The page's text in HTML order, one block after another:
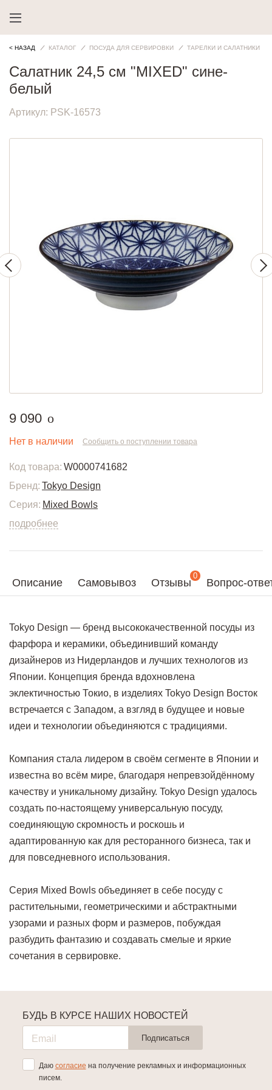
< НАЗАД КАТАЛОГ ПОСУДА ДЛЯ СЕРВИРОВКИ ТАРЕЛКИ И САЛАТНИКИ
Описание Самовывоз Отзывы
0
Вопрос-
Tokyo Design — бренд высококачественной посуды из
фарфора и керамики, объединивший команду
дизайнеров из Нидерландов и лучших технологов из
Японии. Концепция бренда вдохновлена
эклектичностью Токио, в изделиях Tokyo Design Восток
встречается с Западом, а взгляд в будущее и новые
идеи и технологии объединяются с традициями.
Компания стала лидером в своём сегменте в Японии и
известна во всём мире, благодаря непревзойдённому
качеству и уникальному дизайну. Tokyo Design удалось
создать по-настоящему универсальную посуду,
соединяющую скромность и роскошь и
адаптированную как для ресторанного бизнеса, так и
для повседневного использования.
Серия Mixed Bowls объединяет в себе посуду с
растительными, геометрическими и абстрактными
узорами и разных форм и размеров, побуждая
разбудить фантазию и создавать смелые и яркие
сочетания в сервировке.
Салатник 24,5 см "MIXED" сине-
белый
Артикул: PSK-16573
9 090 руб.
o
Нет в наличии Сообщить о поступлении товара
Код товара: W0000741682
Бренд: Tokyo Design
Серия: Mixed Bowls
подробнее
БУДЬ В КУРСЕ НАШИХ НОВОСТЕЙ
Подписаться
Даю согласие на получение рекламных и информационных
писем.